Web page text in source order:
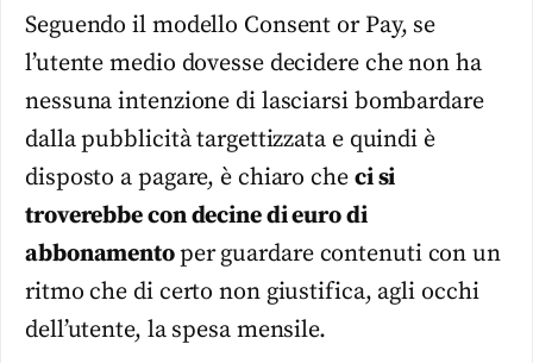
Seguendo il modello Consent or Pay, se
l’utente medio dovesse decidere che non ha
nessuna intenzione di lasciarsi bombardare
dalla pubblicità targettizzata e quindi è
disposto a pagare, è chiaro che ci si
troverebbe con decine di euro di
abbonamentoper guardare contenuti con un
ritmo che di certo non giustifica, agli occhi
dell’utente, la spesa mensile.